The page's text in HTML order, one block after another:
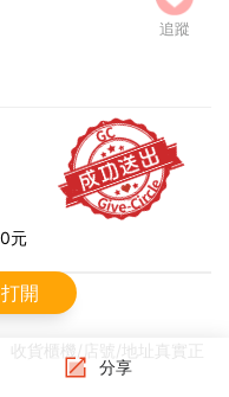
追蹤
元
收貨櫃機/店號/地址真實正
分享
開